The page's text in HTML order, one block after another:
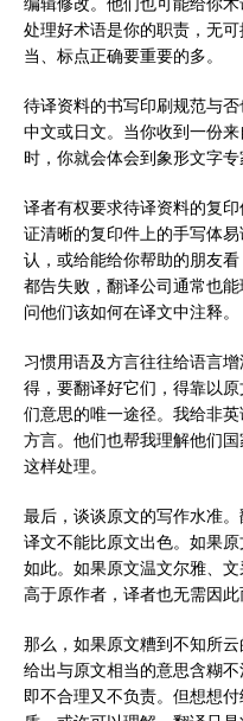
处理好术语是你的职责，无
当、标点正确要重要的多。
待译资料的书写印刷规范与
中文或日文。当你收到一份
时，你就会体会到象形文字专
译者有权要求待译资料的复
证清晰的复印件上的手写体
认，或给能给你帮助的朋友
都告失败，翻译公司通常也
问他们该如何在译文中注释。
习惯用语及方言往往给语言
得，要翻译好它们，得靠以
们意思的唯一途径。我给非
方言。他们也帮我理解他们
这样处理。
最后，谈谈原文的写作水准
译文不能比原文出色。如果
如此。如果原文温文尔雅、
高于原作者，译者也无需因此
那么，如果原文糟到不知所
给出与原文相当的意思含糊
即不合理又不负责。但想想